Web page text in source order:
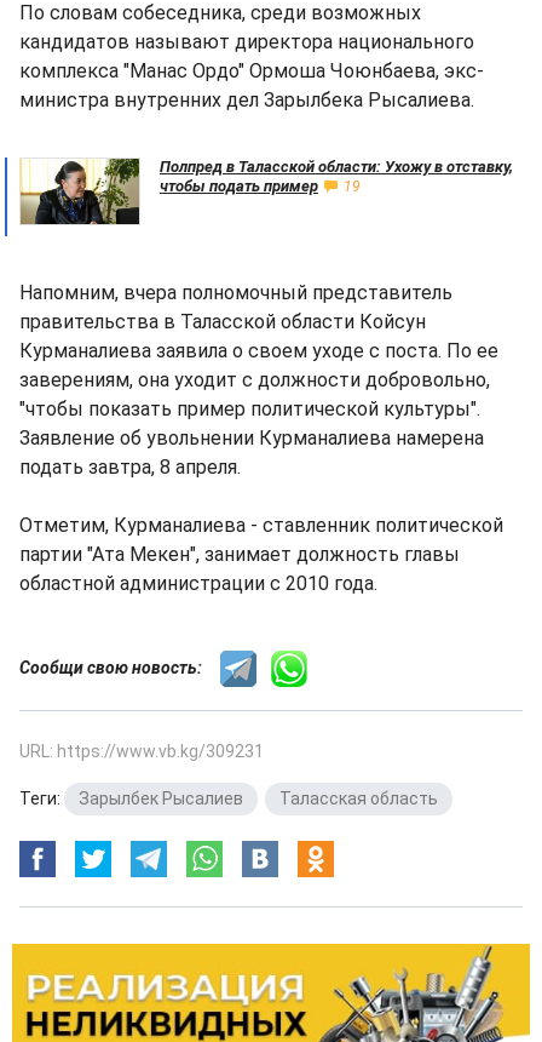
По словам собеседника, среди возможных
кандидатов называют директора национального
комплекса "Манас Ордо" Ормоша Чоюнбаева, экс-
министра внутренних дел Зарылбека Рысалиева.
Полпред в Таласской области: Ухожу в отставку,
чтобы подать пример
19
Напомним, вчера полномочный представитель
правительства в Таласской области Койсун
Курманалиева заявила о своем уходе с поста. По ее
заверениям, она уходит с должности добровольно,
"чтобы показать пример политической культуры".
Заявление об увольнении Курманалиева намерена
подать завтра, 8 апреля.
Отметим, Курманалиева - ставленник политической
партии "Ата Мекен", занимает должность главы
областной администрации с 2010 года.
Сообщи свою новость:
URL: https://www.vb.kg/309231
Теги: Зарылбек Рысалиев Таласская область